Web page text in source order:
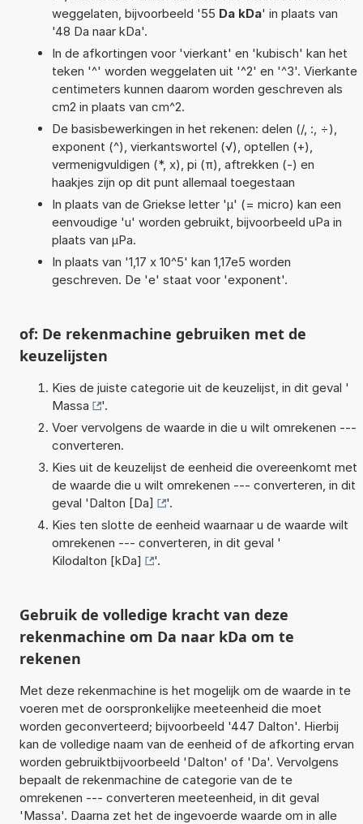
weggelaten, bijvoorbeeld '55 Da kDa' in plaats van
'48 Da naar kDa'.
In de afkortingen voor 'vierkant' en 'kubisch' kan het
teken '^' worden weggelaten uit '^2' en '^3'. Vierkante
centimeters kunnen daarom worden geschreven als
cm2 in plaats van cm^2.
De basisbewerkingen in het rekenen: delen (/, :, ÷),
exponent (^), vierkantswortel (√), optellen (+),
vermenigvuldigen (*, x), pi (π), aftrekken (-) en
haakjes zijn op dit punt allemaal toegestaan
In plaats van de Griekse letter 'µ' (= micro) kan een
eenvoudige 'u' worden gebruikt, bijvoorbeeld uPa in
plaats van µPa.
In plaats van '1,17 x 10^5' kan 1,17e5 worden
geschreven. De 'e' staat voor 'exponent'.
of: De rekenmachine gebruiken met de
keuzelijsten
Kies de juiste categorie uit de keuzelijst, in dit geval '
Massa
'.
Voer vervolgens de waarde in die u wilt omrekenen ---
converteren.
Kies uit de keuzelijst de eenheid die overeenkomt met
de waarde die u wilt omrekenen --- converteren, in dit
geval 'Dalton [Da]
'.
Kies ten slotte de eenheid waarnaar u de waarde wilt
omrekenen --- converteren, in dit geval '
Kilodalton [kDa]
'.
Gebruik de volledige kracht van deze
rekenmachine om Da naar kDa om te
rekenen
Met deze rekenmachine is het mogelijk om de waarde in te
voeren met de oorspronkelijke meeteenheid die moet
worden geconverteerd; bijvoorbeeld '447 Dalton'. Hierbij
kan de volledige naam van de eenheid of de afkorting ervan
worden gebruiktbijvoorbeeld 'Dalton' of 'Da'. Vervolgens
bepaalt de rekenmachine de categorie van de te
omrekenen --- converteren meeteenheid, in dit geval
'Massa'. Daarna zet het de ingevoerde waarde om in alle